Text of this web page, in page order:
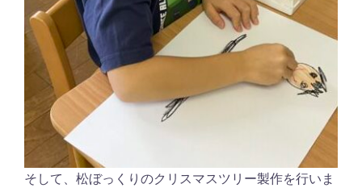
そして、松ぼっくりのクリスマスツリー製作を行いま